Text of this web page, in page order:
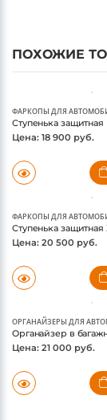
ПОХОЖИЕ
ФАРКОПЫ ДЛЯ
Цена: 18 900 руб.
ФАРКОПЫ ДЛЯ
Цена: 20 500 руб.
ОРГАНАЙЗЕРЫ ДЛЯ
Цена: 21 000 руб.